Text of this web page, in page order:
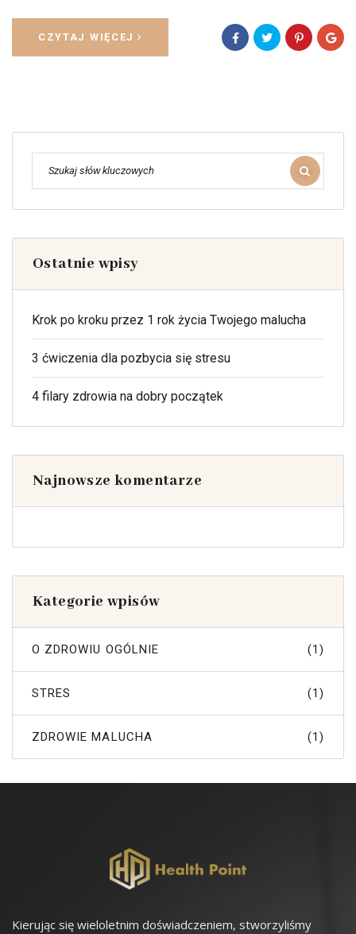
CZYTAJ WIĘCEJ
Ostatnie wpisy
Krok po kroku przez 1 rok życia Twojego malucha
3 ćwiczenia dla pozbycia się stresu
4 filary zdrowia na dobry początek
Najnowsze komentarze
Kategorie wpisów
O ZDROWIU OGÓLNIE (1)
STRES (1)
ZDROWIE MALUCHA (1)
Kierując się wieloletnim doświadczeniem, stworzyliśmy